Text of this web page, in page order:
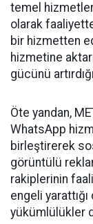
temel
olarak
bir hizmetten
hizmetine
gücünü
Öte yandan,
WhatsApp
birleştirerek
görüntülü
rakiplerinin
engeli
yükümlülükler